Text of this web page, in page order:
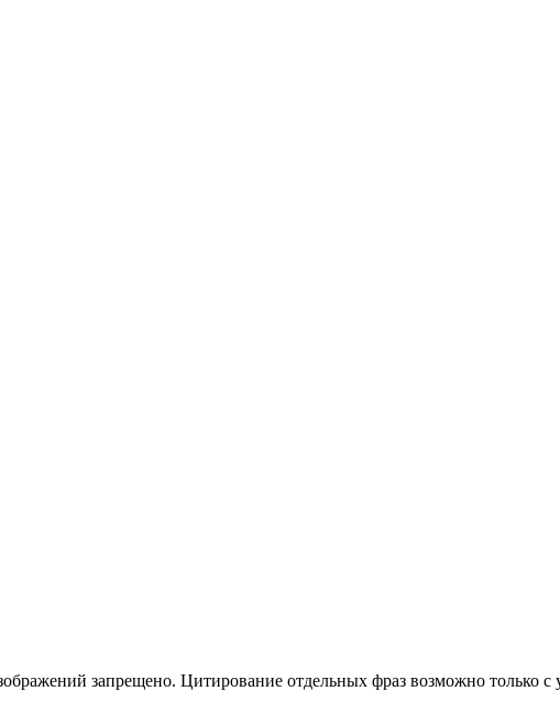
запрещено. Цитирование отдельных фраз возможно только